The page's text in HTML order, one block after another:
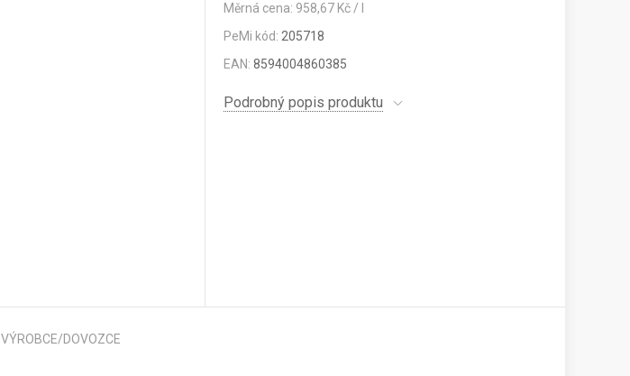
Měrná cena: 958,67 Kč / l
PeMi kód: 205718
EAN:8594004860385
Podrobný popis produktu
VÝROBCE/DOVOZCE